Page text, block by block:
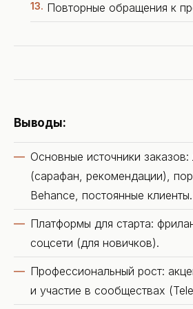
Повторные обращения к
Выводы:
Основные источники заказов:
(сарафан, рекомендации),
Behance, постоянные клиенты.
Платформы для старта:
соцсети (для новичков).
Профессиональный рост:
и участие в сообществах